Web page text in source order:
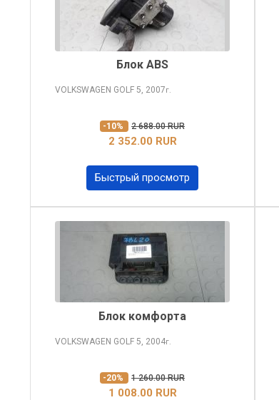
Блок ABS
VOLKSWAGEN GOLF 5, 2007г.
-10% 2 688.00 RUR
2 352.00 RUR
Быстрый просмотр
Блок комфорта
VOLKSWAGEN GOLF 5, 2004г.
-20% 1 260.00 RUR
1 008.00 RUR